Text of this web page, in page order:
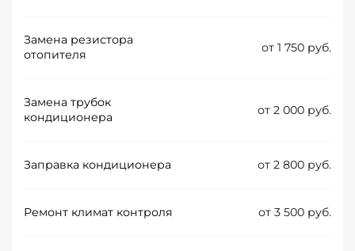
Замена резистора
отопителя
от 1 750 руб.
Замена трубок
кондиционера
от 2 000 руб.
Заправка кондиционера от 2 800 руб.
Ремонт климат контроля от 3 500 руб.